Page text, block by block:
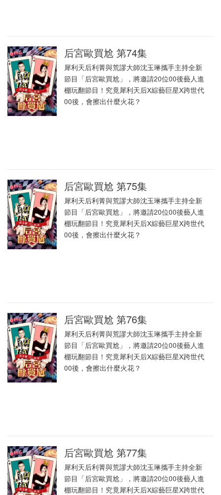
后宮歐買尬 第74集
犀利天后利菁與荒謬大師沈玉琳攜手主持全新
節目「后宮歐買尬」，將邀請20位00後藝人進
棚玩翻節目！究竟犀利天后X綜藝巨星X跨世代
00後，會擦出什麼火花？
后宮歐買尬 第75集
犀利天后利菁與荒謬大師沈玉琳攜手主持全新
節目「后宮歐買尬」，將邀請20位00後藝人進
棚玩翻節目！究竟犀利天后X綜藝巨星X跨世代
00後，會擦出什麼火花？
后宮歐買尬 第76集
犀利天后利菁與荒謬大師沈玉琳攜手主持全新
節目「后宮歐買尬」，將邀請20位00後藝人進
棚玩翻節目！究竟犀利天后X綜藝巨星X跨世代
00後，會擦出什麼火花？
后宮歐買尬 第77集
犀利天后利菁與荒謬大師沈玉琳攜手主持全新
節目「后宮歐買尬」，將邀請20位00後藝人進
棚玩翻節目！究竟犀利天后X綜藝巨星X跨世代